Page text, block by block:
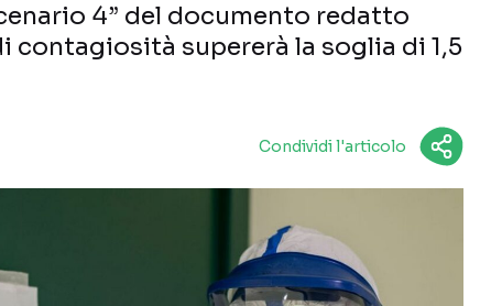
4” del documento redatto
contagiosità supererà la soglia di 1,5
Condividi l'articolo